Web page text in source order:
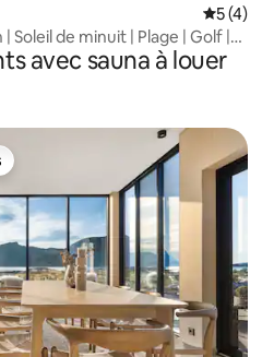
Note
5 (4)
de minuit | Plage | Golf |
avec sauna à louer